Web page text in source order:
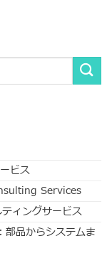
ビス
Services
ィングサービス
部品からシステムま